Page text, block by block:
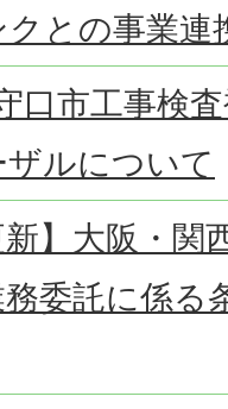
との事業連
口市工事検
ルについて
新】大阪・
委託に係る